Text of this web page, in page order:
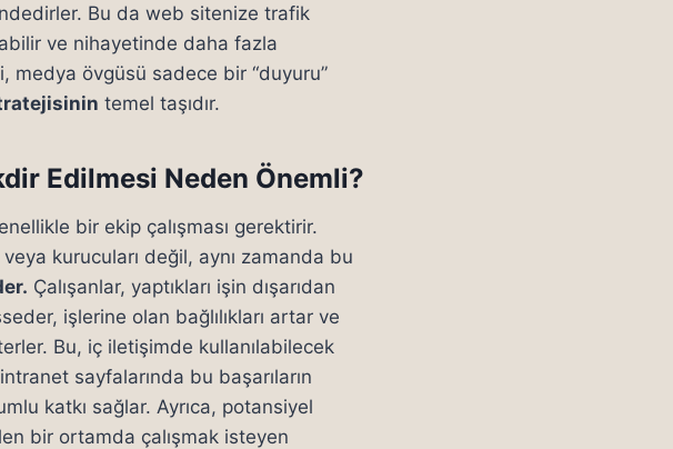
Bu da web sitenize trafik
ve nihayetinde daha fazla
medya övgüsü sadece bir “duyuru”
temel taşıdır.
Edilmesi Neden Önemli?
bir ekip çalışması gerektirir.
kurucuları değil, aynı zamanda bu
Çalışanlar, yaptıkları işin dışarıdan
işlerine olan bağlılıkları artar ve
Bu, iç iletişimde kullanılabilecek
sayfalarında bu başarıların
katkı sağlar. Ayrıca, potansiyel
bir ortamda çalışmak isteyen